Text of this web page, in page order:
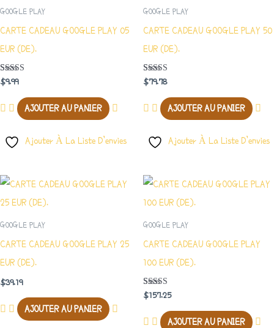
GOOGLE PLAY
CARTE CADEAU GOOGLE PLAY 05
EUR (DE).
Note
4.00
$9.99
AJOUTER AU PANIER
Ajouter À La Liste D’envies
GOOGLE PLAY
CARTE CADEAU GOOGLE PLAY 50
EUR (DE).
Note
3.00
$79.78
AJOUTER AU PANIER
Ajouter À La Liste D’envies
GOOGLE PLAY
CARTE CADEAU GOOGLE PLAY 25
EUR (DE).
$39.19
AJOUTER AU PANIER
GOOGLE PLAY
CARTE CADEAU GOOGLE PLAY
100 EUR (DE).
Note
4.00
$157.25
AJOUTER AU PANIER